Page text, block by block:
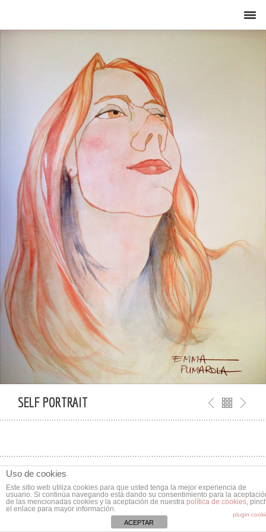
SELF PORTRAIT
0 2 K
Uso de cookies
Este sitio web utiliza cookies para que usted tenga la mejor experiencia de
usuario. Si continúa navegando está dando su consentimiento para la
de las mencionadas cookies y la aceptación de nuestra política de cookies,
el enlace para mayor información.
plugin
ACEPTAR